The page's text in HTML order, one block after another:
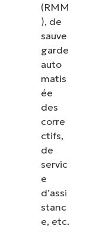
(RMM
), de
sauve
garde
auto
matis
ée
des
corre
ctifs,
de
servic
e
d’assi
stanc
e, etc.